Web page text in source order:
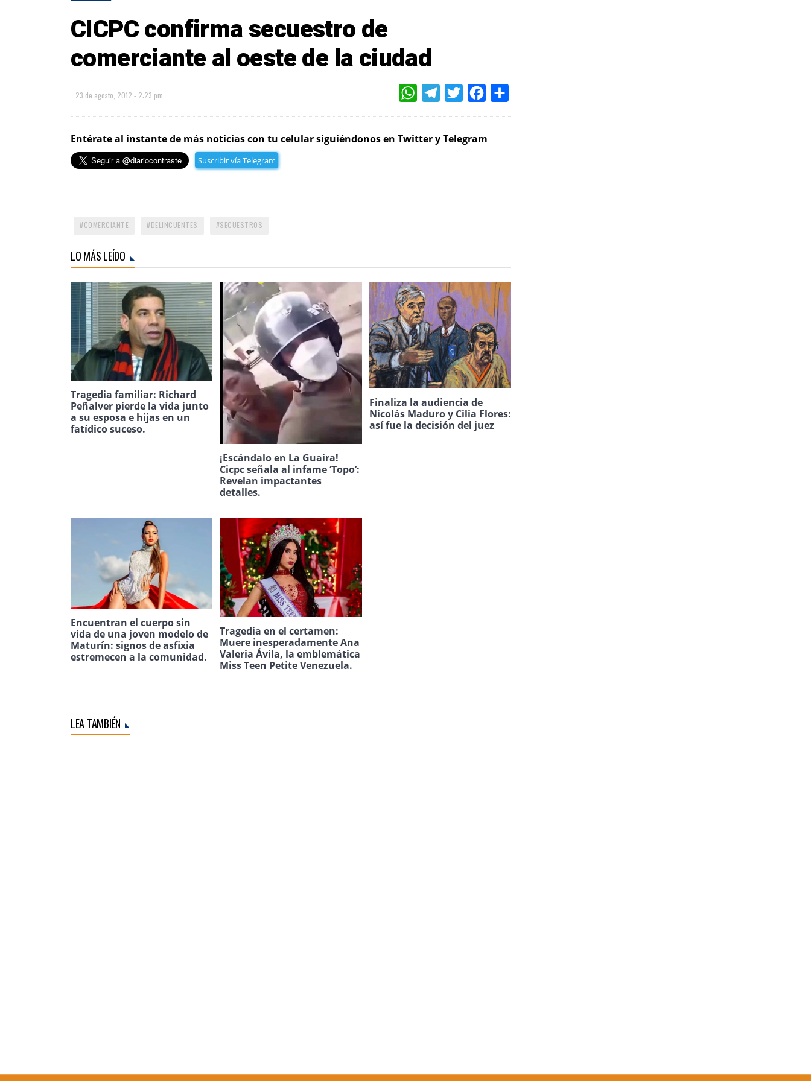
CICPC confirma secuestro de
comerciante al oeste de la ciudad
23 de agosto, 2012 - 2:23 pm WHATSAPPTELEGRAMTWITTERFACEBOOK
Entérate al instante de más noticias con tu celular siguiéndonos en Twitter y Telegram
Suscribir vía Telegram
COMERCIANTE DELINCUENTES SECUESTROS
LO MÁS LEÍDO
Tragedia familiar: Richard
Peñalver pierde la vida junto
a su esposa e hijas en un
fatídico suceso.
¡Escándalo en La Guaira!
Cicpc señala al infame ‘Topo’:
Revelan impactantes
detalles.
Finaliza la audiencia de
Nicolás Maduro y Cilia Flores:
así fue la decisión del juez
Encuentran el cuerpo sin
vida de una joven modelo de
Maturín: signos de asfixia
estremecen a la comunidad.
Tragedia en el certamen:
Muere inesperadamente Ana
Valeria Ávila, la emblemática
Miss Teen Petite Venezuela.
LEA TAMBIÉN